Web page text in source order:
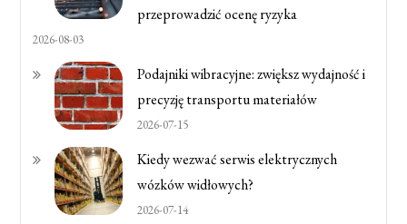
przeprowadzić ocenę ryzyka
2026-08-03
Podajniki wibracyjne: zwiększ wydajność i
precyzję transportu materiałów
2026-07-15
Kiedy wezwać serwis elektrycznych
wózków widłowych?
2026-07-14